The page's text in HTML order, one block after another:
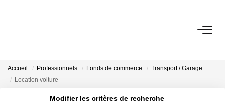
Accueil Professionnels Fonds de commerce
Transport / Garage
Location voiture
Modifier les critères de recherche